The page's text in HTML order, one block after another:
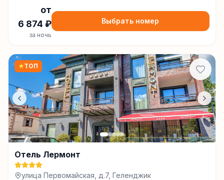
от
6 874 ₽
за ночь
Выбрать номер
★ТОП
Отель Лермонт
улица Первомайская, д.7, Геленджик